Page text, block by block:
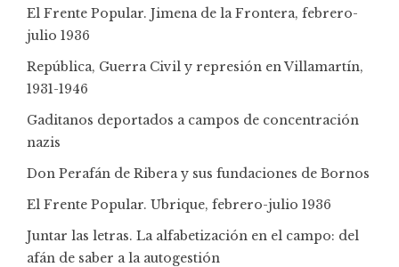
El Frente Popular. Jimena de la Frontera, febrero-
julio 1936
República, Guerra Civil y represión en Villamartín,
1931-1946
Gaditanos deportados a campos de concentración
nazis
Don Perafán de Ribera y sus fundaciones de Bornos
El Frente Popular. Ubrique, febrero-julio 1936
Juntar las letras. La alfabetización en el campo: del
afán de saber a la autogestión